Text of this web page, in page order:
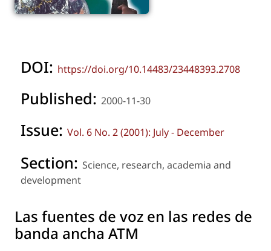
DOI: https://doi.org/10.14483/23448393.2708
Published: 2000-11-30
Issue: Vol. 6 No. 2 (2001): July - December
Section: Science, research, academia and
development
Las fuentes de voz en las redes de
banda ancha ATM